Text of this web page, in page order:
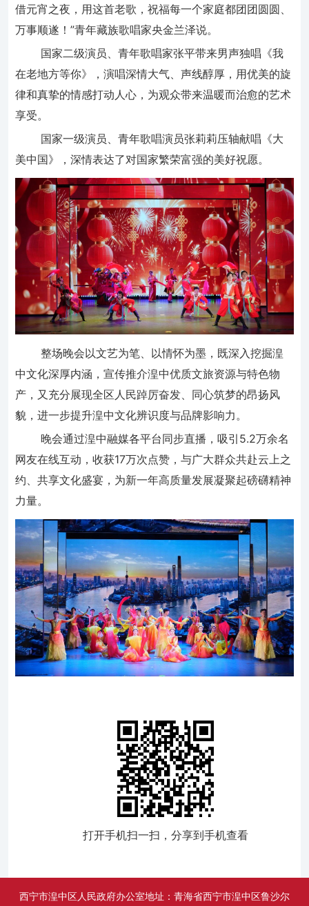
借元宵之夜，用这首老歌，祝福每一个家庭都团团圆圆、
万事顺遂！”青年藏族歌唱家央金兰泽说。
国家二级演员、青年歌唱家张平带来男声独唱《我
在老地方等你》，演唱深情大气、声线醇厚，用优美的旋
律和真挚的情感打动人心，为观众带来温暖而治愈的艺术
享受。
国家一级演员、青年歌唱演员张莉莉压轴献唱《大
美中国》，深情表达了对国家繁荣富强的美好祝愿。
整场晚会以文艺为笔、以情怀为墨，既深入挖掘湟
中文化深厚内涵，宣传推介湟中优质文旅资源与特色物
产，又充分展现全区人民踔厉奋发、同心筑梦的昂扬风
貌，进一步提升湟中文化辨识度与品牌影响力。
晚会通过湟中融媒各平台同步直播，吸引5.2万余名
网友在线互动，收获17万次点赞，与广大群众共赴云上之
约、共享文化盛宴，为新一年高质量发展凝聚起磅礴精神
力量。
打开手机扫一扫，分享到手机查看
西宁市湟中区人民政府办公室地址：青海省西宁市湟中区鲁沙尔